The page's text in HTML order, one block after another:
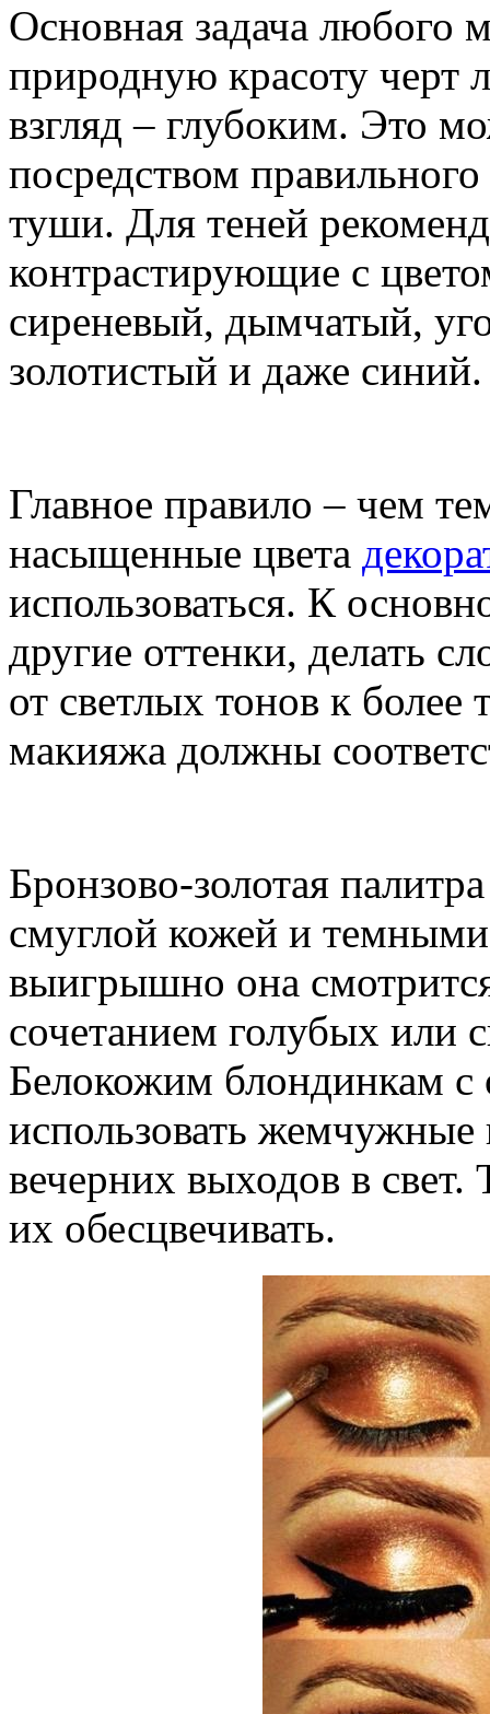
Основная задача любого
природную красоту черт
взгляд – глубоким. Это
посредством
туши. Для теней
контрастирующие с
сиреневый, дымчатый,
золотистый и даже синий.
Главное правило – чем
насыщенные цвета
использоваться. К
другие оттенки, делать
от светлых тонов к
макияжа должны
Бронзово-золотая
смуглой кожей и
выигрышно она
сочетанием голубых или
Белокожим блондинкам с
использовать жемчужные
вечерних выходов в свет.
их обесцвечивать.